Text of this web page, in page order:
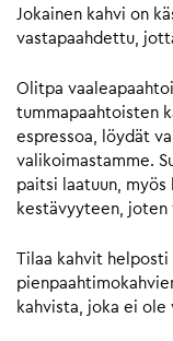
Jokainen kahvi on
vastapaahdettu,
Olitpa
tummapaahtoisten
espressoa, löydät
valikoimastamme.
paitsi laatuun,
kestävyyteen, joten
Tilaa kahvit
kahvista, joka ei ole